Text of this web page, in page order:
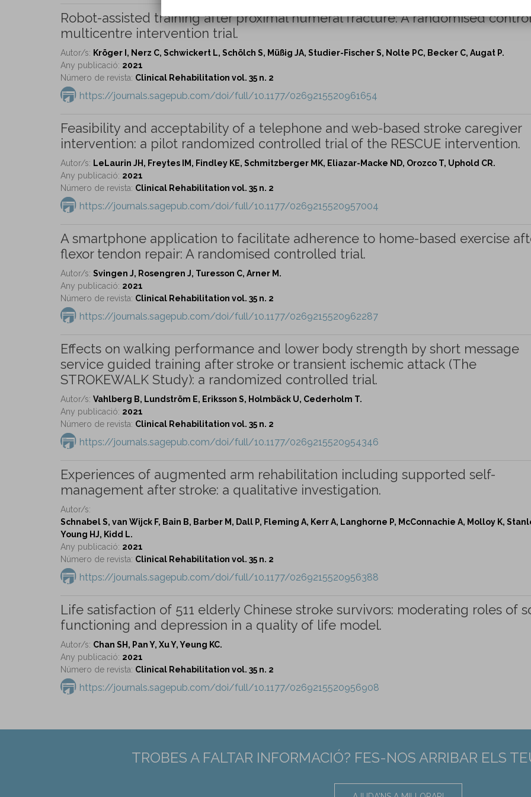
Robot-assisted training after proximal humeral fracture: A randomised
multicentre intervention trial.
Autor/s: Kröger I, Nerz C, Schwickert L, Schölch S, Müßig JA, Studier-Fischer S, Nolte PC, Becker C, Augat P.
Any publicació: 2021
Número de revista: Clinical Rehabilitation vol. 35 n. 2
https://journals.sagepub.com/doi/full/10.1177/0269215520961654
Feasibility and acceptability of a telephone and web-based stroke caregiver
intervention: a pilot randomized controlled trial of the RESCUE intervention.
Autor/s: LeLaurin JH, Freytes IM, Findley KE, Schmitzberger MK, Eliazar-Macke ND, Orozco T, Uphold CR.
Any publicació: 2021
Número de revista: Clinical Rehabilitation vol. 35 n. 2
https://journals.sagepub.com/doi/full/10.1177/0269215520957004
A smartphone application to facilitate adherence to home-based exercise
flexor tendon repair: A randomised controlled trial.
Autor/s: Svingen J, Rosengren J, Turesson C, Arner M.
Any publicació: 2021
Número de revista: Clinical Rehabilitation vol. 35 n. 2
https://journals.sagepub.com/doi/full/10.1177/0269215520962287
Effects on walking performance and lower body strength by short message
service guided training after stroke or transient ischemic attack (The
STROKEWALK Study): a randomized controlled trial.
Autor/s: Vahlberg B, Lundström E, Eriksson S, Holmbäck U, Cederholm T.
Any publicació: 2021
Número de revista: Clinical Rehabilitation vol. 35 n. 2
https://journals.sagepub.com/doi/full/10.1177/0269215520954346
Experiences of augmented arm rehabilitation including supported self-
management after stroke: a qualitative investigation.
Autor/s:
Schnabel S, van Wijck F, Bain B, Barber M, Dall P, Fleming A, Kerr A, Langhorne P, McConnachie A, Molloy K,
Young HJ, Kidd L.
Any publicació: 2021
Número de revista: Clinical Rehabilitation vol. 35 n. 2
https://journals.sagepub.com/doi/full/10.1177/0269215520956388
Life satisfaction of 511 elderly Chinese stroke survivors: moderating roles of
functioning and depression in a quality of life model.
Autor/s: Chan SH, Pan Y, Xu Y, Yeung KC.
Any publicació: 2021
Número de revista: Clinical Rehabilitation vol. 35 n. 2
https://journals.sagepub.com/doi/full/10.1177/0269215520956908
TROBES A FALTAR INFORMACIÓ? FES-NOS ARRIBAR ELS